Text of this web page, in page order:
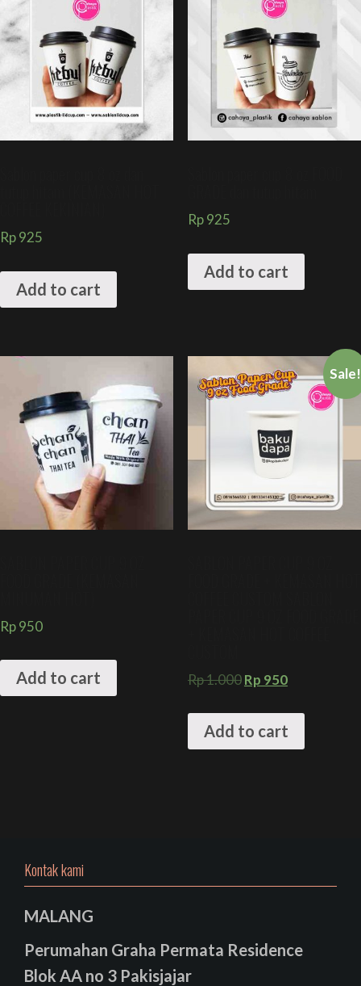
Rp925
Add to cart
Rp925
Add to cart
Rp950
Add to cart
Sale!
Rp1.000Rp 950
Add to cart
Kontak kami
MALANG
Perumahan Graha Permata Residence
Blok AA no 3 Pakisjajar